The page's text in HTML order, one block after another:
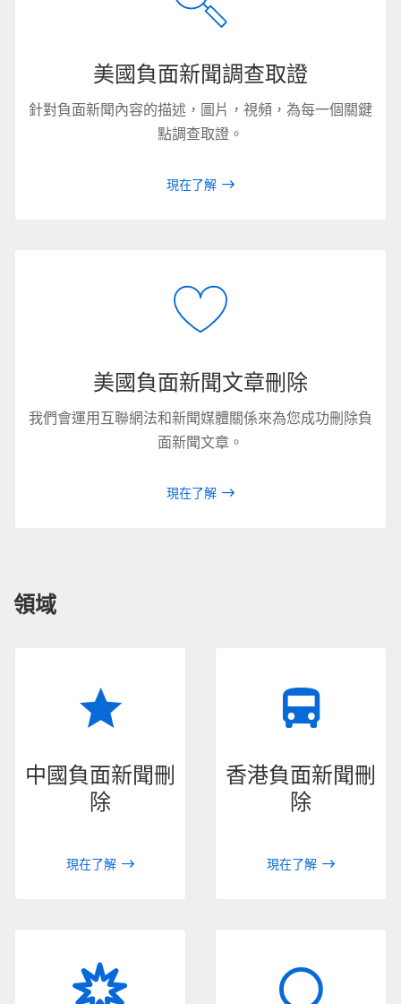
美國負面新聞調查取證
針對負面新聞內容的描述，圖片，視頻，為每一個關鍵
點調查取證。
現在了解
美國負面新聞文章刪除
我們會運用互聯網法和新聞媒體關係來為您成功刪除負
面新聞文章。
現在了解
領域
中國負面新聞刪
除
現在了解
香港負面新聞刪
除
現在了解